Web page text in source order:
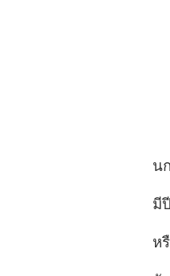
น
มี
ห